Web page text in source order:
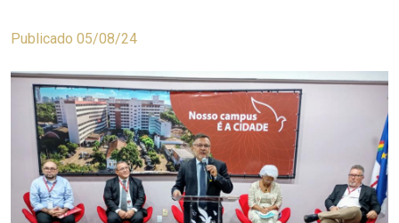
Publicado 05/08/24